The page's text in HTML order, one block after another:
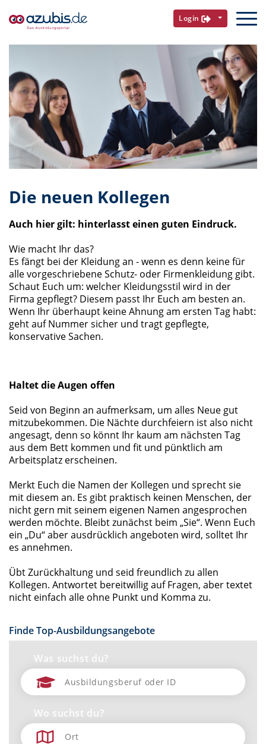
Login
Die neuen Kollegen
Auch hier gilt: hinterlasst einen guten Eindruck.
Wie macht Ihr das?
Es fängt bei der Kleidung an - wenn es denn keine für
alle vorgeschriebene Schutz- oder Firmenkleidung gibt.
Schaut Euch um: welcher Kleidungsstil wird in der
Firma gepflegt? Diesem passt Ihr Euch am besten an.
Wenn Ihr überhaupt keine Ahnung am ersten Tag habt:
geht auf Nummer sicher und tragt gepflegte,
konservative Sachen.
Haltet die Augen offen
Seid von Beginn an aufmerksam, um alles Neue gut
mitzubekommen. Die Nächte durchfeiern ist also nicht
angesagt, denn so könnt Ihr kaum am nächsten Tag
aus dem Bett kommen und fit und pünktlich am
Arbeitsplatz erscheinen.
Merkt Euch die Namen der Kollegen und sprecht sie
mit diesem an. Es gibt praktisch keinen Menschen, der
nicht gern mit seinem eigenen Namen angesprochen
werden möchte. Bleibt zunächst beim „Sie“. Wenn Euch
ein „Du“ aber ausdrücklich angeboten wird, solltet Ihr
es annehmen.
Übt Zurückhaltung und seid freundlich zu allen
Kollegen. Antwortet bereitwillig auf Fragen, aber textet
nicht einfach alle ohne Punkt und Komma zu.
Finde Top-Ausbildungsangebote
Was suchst du?
Wo suchst du?